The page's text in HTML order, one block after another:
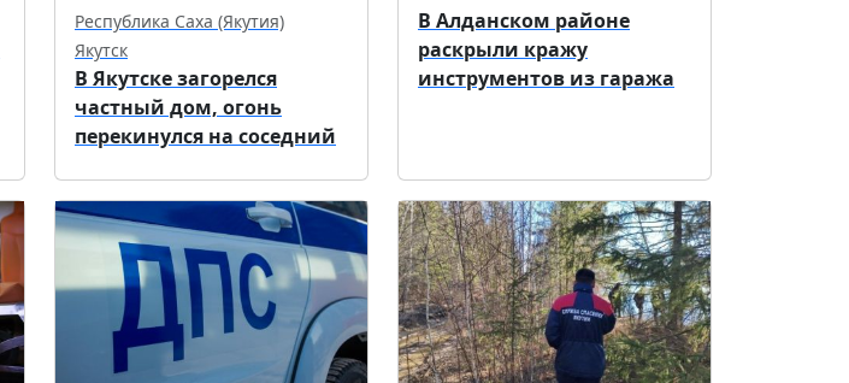
Республика Саха (Якутия)
Якутск
В Якутске загорелся
частный дом, огонь
перекинулся на соседний
В Алданском районе
раскрыли кражу
инструментов из гаража